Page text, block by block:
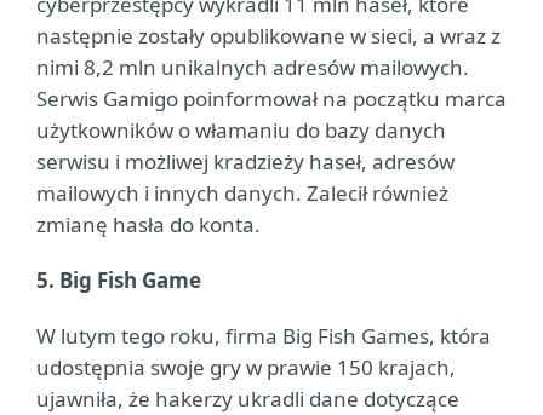
następnie zostały opublikowane w sieci, a wraz z
nimi 8,2 mln unikalnych adresów mailowych.
Serwis Gamigo poinformował na początku marca
użytkowników o włamaniu do bazy danych
serwisu i możliwej kradzieży haseł, adresów
mailowych i innych danych. Zalecił również
zmianę hasła do konta.
5. Big Fish Game
W lutym tego roku, firma Big Fish Games, która
udostępnia swoje gry w prawie 150 krajach,
ujawniła, że hakerzy ukradli dane dotyczące